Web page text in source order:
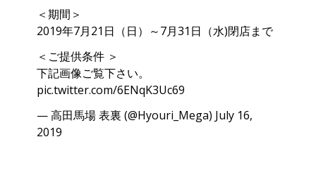
＜期間＞
2019年7月21日（日）～7月31日（水)閉店まで
＜ご提供条件 ＞
下記画像ご覧下さい。
pic.twitter.com/6ENqK3Uc69
— 高田馬場 表裏 (@Hyouri_Mega) July 16,
2019